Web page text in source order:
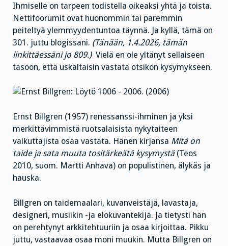
Ihmiselle on tarpeen todistella oikeaksi yhtä ja toista.
Nettifoorumit ovat huonommin tai paremmin
peiteltyä ylemmyydentuntoa täynnä. Ja kyllä, tämä on
301. juttu blogissani. (Tänään, 1.4.2026, tämän
linkittäessäni jo 809.)Vielä en ole yltänyt sellaiseen
tasoon, että uskaltaisin vastata otsikon kysymykseen.
Ernst Billgren (1957) renessanssi-ihminen ja yksi
merkittävimmistä ruotsalaisista nykytaiteen
vaikuttajista osaa vastata. Hänen kirjansa Mitä on
taide ja sata muuta tositärkeätä kysymystä(Teos
2010, suom. Martti Anhava) on populistinen, älykäs ja
hauska.
Billgren on taidemaalari, kuvanveistäjä, lavastaja,
designeri, musiikin -ja elokuvantekijä. Ja tietysti hän
on perehtynyt arkkitehtuuriin ja osaa kirjoittaa. Pikku
juttu, vastaavaa osaa moni muukin. Mutta Billgren on